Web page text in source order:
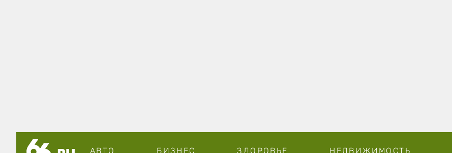
АВТО БИЗНЕС ЗДОРОВЬЕ НЕДВИЖИМОСТЬ